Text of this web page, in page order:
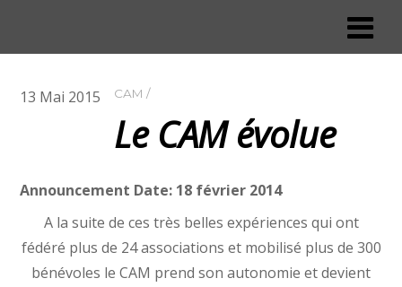
13 Mai 2015 CAM
Le CAM évolue
Announcement Date: 18 février 2014
A la suite de ces très belles expériences qui ont
fédéré plus de 24 associations et mobilisé plus de 300
bénévoles le CAM prend son autonomie et devient